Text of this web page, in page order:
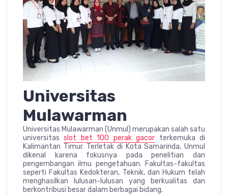
Universitas
Mulawarman
Universitas Mulawarman (Unmul) merupakan salah satu
universitasslot bet 100 perak gacor terkemuka di
Kalimantan Timur. Terletak di Kota Samarinda, Unmul
dikenal karena fokusnya pada penelitian dan
pengembangan ilmu pengetahuan. Fakultas-fakultas
seperti Fakultas Kedokteran, Teknik, dan Hukum telah
menghasilkan lulusan-lulusan yang berkualitas dan
berkontribusi besar dalam berbagai bidang.